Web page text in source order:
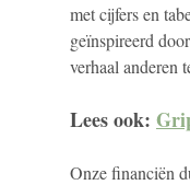
met cijfers en
geïnspireerd
verhaal anderen
Lees ook:
Onze financiën